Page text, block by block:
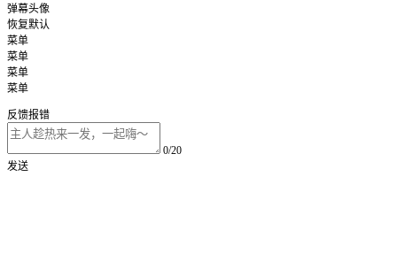
弹幕头像
恢复默认
菜单
菜单
菜单
菜单
反馈报错
0/20
发送